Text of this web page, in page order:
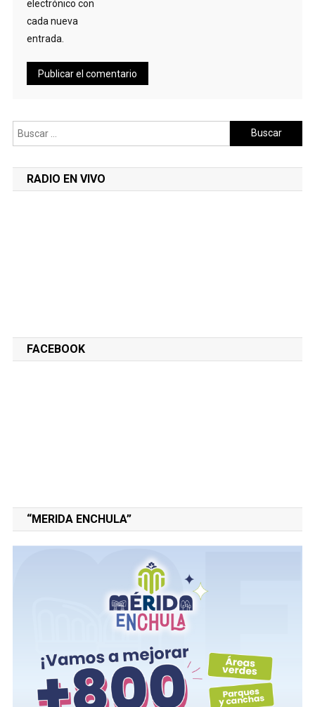
electrónico con
cada nueva
entrada.
Buscar:
RADIO EN VIVO
FACEBOOK
“MERIDA ENCHULA”